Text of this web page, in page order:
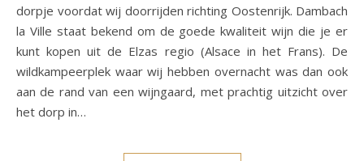
dorpje voordat wij doorrijden richting Oostenrijk. Dambach
la Ville staat bekend om de goede kwaliteit wijn die je er
kunt kopen uit de Elzas regio (Alsace in het Frans). De
wildkampeerplek waar wij hebben overnacht was dan ook
aan de rand van een wijngaard, met prachtig uitzicht over
het dorp in…